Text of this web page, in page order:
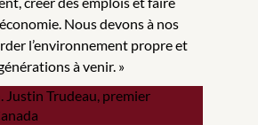
Nous devons à nos
l’environnement propre et
à venir. »
Justin Trudeau, premier